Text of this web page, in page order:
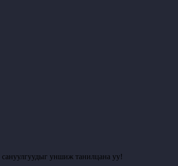
сануулгуудыг уншиж танилцана уу!